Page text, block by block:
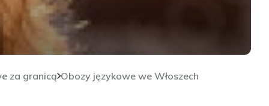
za granicą Obozy językowe we Włoszech